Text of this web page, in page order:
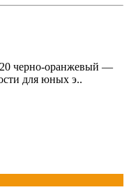
черно-оранжевый —
для юных э..